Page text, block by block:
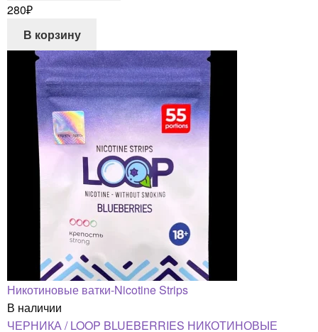
280₽
В корзину
Никотиновые ватки-Nicotine Strips
В наличии
ЧЕРНИКА / LOOP BLUEBERRIES НИКОТИНОВЫЕ